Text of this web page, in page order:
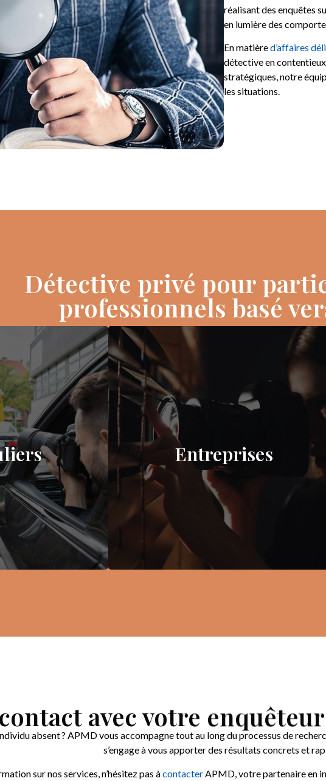
réalisant des enquêtes
en lumière des
En matièred’affaires
détective en contentieux
stratégiques, notre
les situations.
Détective privé pour
professionnels basé
Entreprises
avec votre
absent ? APMD vous accompagne tout au long du processus de
s’engage à vous apporter des résultats concrets et
sur nos services, n’hésitez pas àcontacterAPMD, votre partenaire en